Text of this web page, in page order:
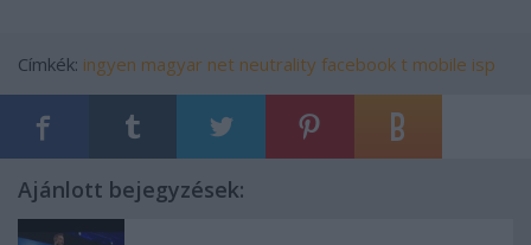
Címkék: ingyen magyar net neutrality facebook t mobile isp
Ajánlott bejegyzések: